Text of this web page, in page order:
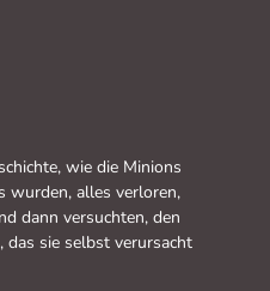
wie die Minions
wurden, alles verloren,
dann versuchten, den
das sie selbst verursacht